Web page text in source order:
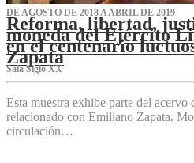
DE AGOSTO DE 2018 A ABRIL DE 2019
Reforma, libertad,
moneda del Ejército
en el centenario
Zapata
Sala Siglo XX
Esta muestra exhibe parte del
relacionado con Emiliano Zapata.
circulación…